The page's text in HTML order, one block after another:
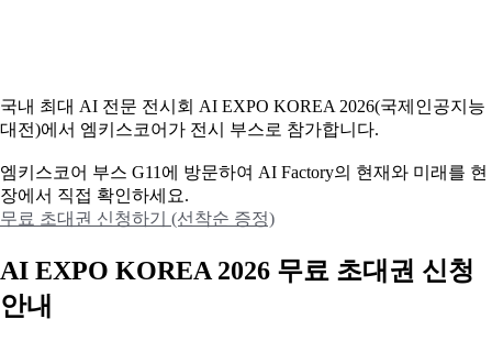
국내 최대 AI 전문 전시회 AI EXPO KOREA 2026(국제인공지능
대전)에서 엠키스코어가 전시 부스로 참가합니다.
엠키스코어 부스 G11에 방문하여 AI Factory의 현재와 미래를 현
장에서 직접 확인하세요.
무료 초대권 신청하기 (선착순 증정)
AI EXPO KOREA 2026 무료 초대권 신청
안내